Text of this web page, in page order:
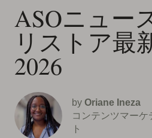
ASOニュー
リストア最
2026
by Oriane Ineza
コンテンツマーケ
ト